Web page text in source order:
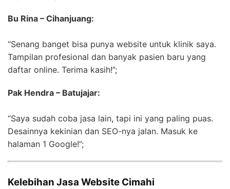
Bu Rina – Cihanjuang:
“Senang banget bisa punya website untuk klinik saya.
Tampilan profesional dan banyak pasien baru yang
daftar online. Terima kasih!”;
Pak Hendra – Batujajar:
“Saya sudah coba jasa lain, tapi ini yang paling puas.
Desainnya kekinian dan SEO-nya jalan. Masuk ke
halaman 1 Google!”;
Kelebihan Jasa Website Cimahi